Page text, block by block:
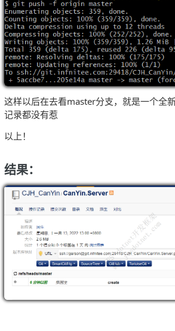
这样以后在去看master分支，就是一个全
记录都没有惹
以上！
结果：